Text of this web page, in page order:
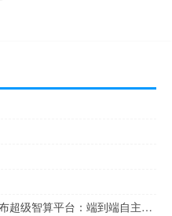
联手华为共同打造！中国电信发布超级智算平台：端到端自主可控